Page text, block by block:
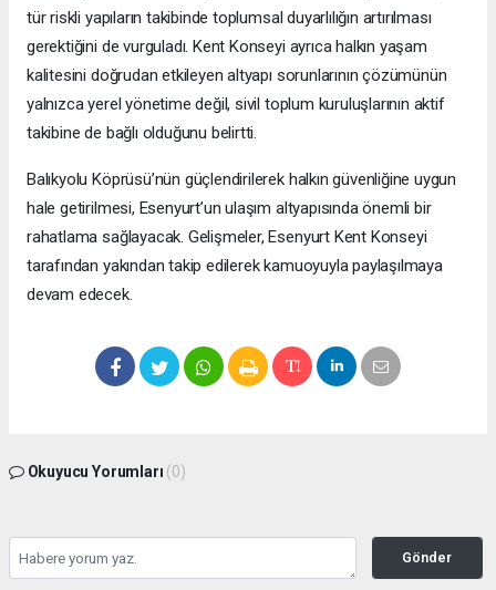
tür riskli yapıların takibinde toplumsal duyarlılığın artırılması
gerektiğini de vurguladı. Kent Konseyi ayrıca halkın yaşam
kalitesini doğrudan etkileyen altyapı sorunlarının çözümünün
yalnızca yerel yönetime değil, sivil toplum kuruluşlarının aktif
takibine de bağlı olduğunu belirtti.
Balıkyolu Köprüsü’nün güçlendirilerek halkın güvenliğine uygun
hale getirilmesi, Esenyurt’un ulaşım altyapısında önemli bir
rahatlama sağlayacak. Gelişmeler, Esenyurt Kent Konseyi
tarafından yakından takip edilerek kamuoyuyla paylaşılmaya
devam edecek.
Okuyucu Yorumları (0)
Gönder